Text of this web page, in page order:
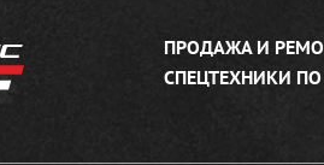
ПРОДАЖА И
СПЕЦТЕХНИКИ